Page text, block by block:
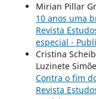
Mirian Pillar
10 anos uma
Revista
especial -
Cristina
Luzinete
Contra o fim
Revista